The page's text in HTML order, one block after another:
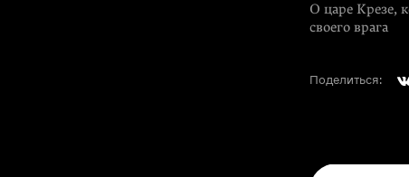
О царе Крезе,
своего врага
Поделиться: